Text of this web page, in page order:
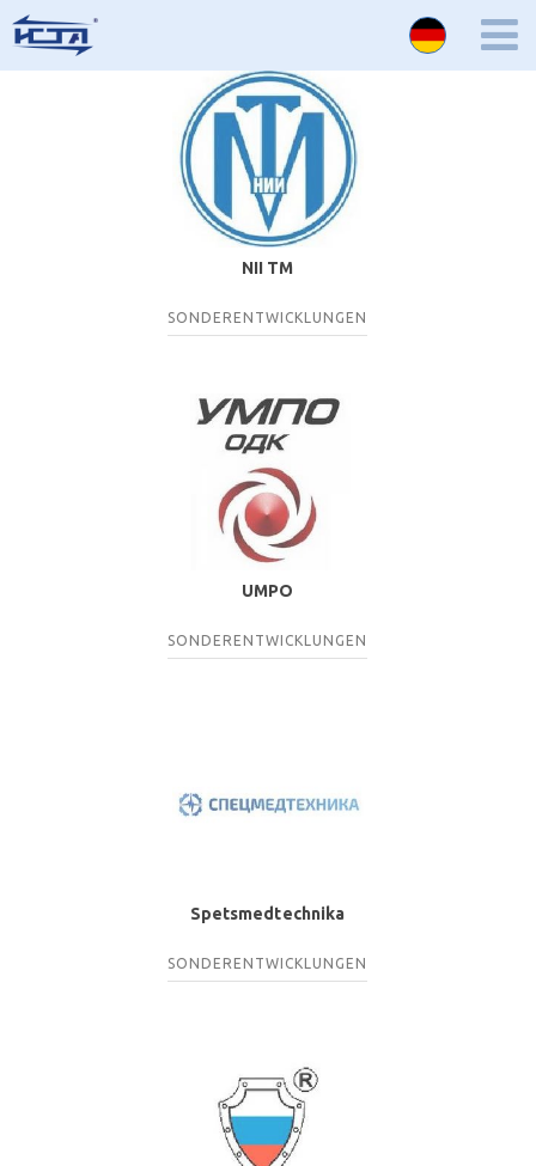
NII TM
SONDERENTWICKLUNGEN
UMPO
SONDERENTWICKLUNGEN
Spetsmedtechnika
SONDERENTWICKLUNGEN